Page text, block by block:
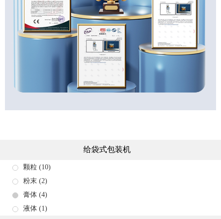
给袋式包装机
颗粒 (10)
粉末 (2)
膏体 (4)
液体 (1)